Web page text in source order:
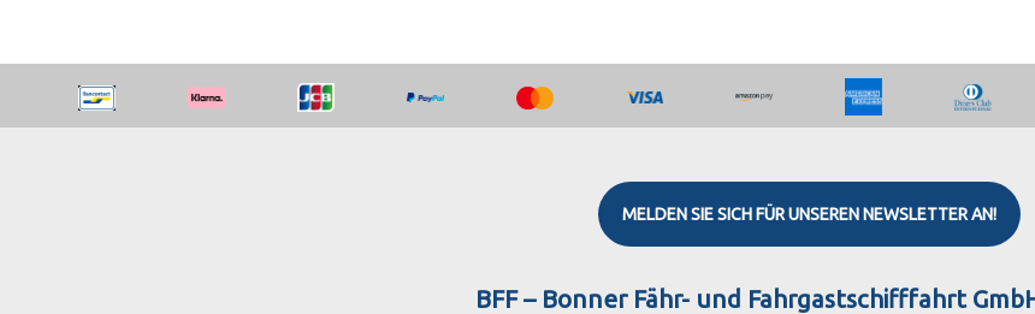
MELDEN SIE SICH FÜR UNSEREN NEWSLETTER AN!
BFF – Bonner Fähr- und Fahrgastschifffahrt
Instagram
Facebook
X Threads